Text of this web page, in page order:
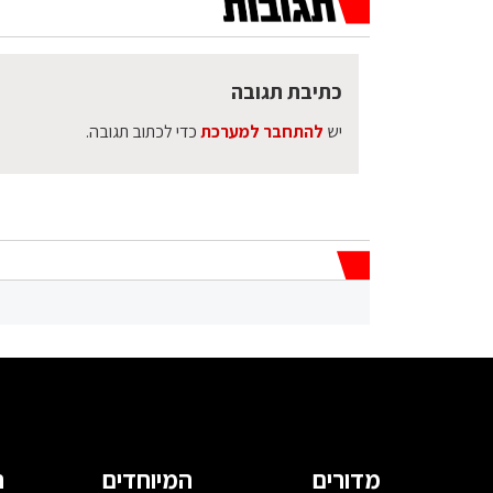
כתיבת תגובה
יש להתחבר למערכתכדי לכתוב תגובה.
מדורים המיוחדים